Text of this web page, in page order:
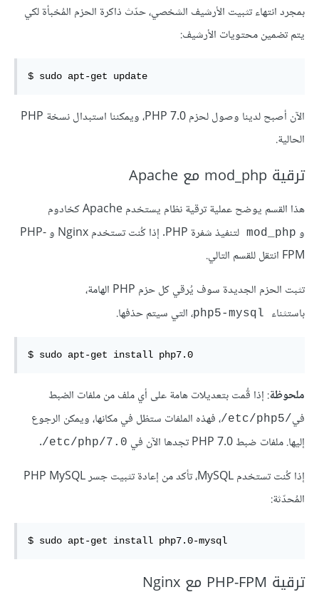
بمجرد انتهاء تثبيت الأرشيف الشخصي، حدّث ذاكرة الحزم المُخبأة لكي
يتم تضمين محتويات الأرشيف:
$ sudo apt-get update
الآن أصبح لدينا وصول لحزم PHP 7.0، ويمكننا استبدال نسخة PHP
الحالية.
ترقية mod_php مع Apache
هذا القسم يوضح عملية ترقية نظام يستخدم Apache كخادوم
و mod_php
لتنفيذ شفرة PHP. إذا كُنت تستخدم Nginx و PHP-
FPM انتقل للقسم التالي.
تثبت الحزم الجديدة سوف يُرقي كل حزم PHP الهامة،
باستثناء
، التي سيتم حذفها.
$ sudo apt-get install php7.0
ملحوظة: إذا قُمت بتعديلات هامة على أي ملف من ملفات الضبط
في/etc/php5/
، فهذه الملفات ستظل في مكانها، ويمكن الرجوع
إليها. ملفات ضبط PHP 7.0 تجدها الآن في
etc/php/7.0/
.
إذا كُنت تستخدم MySQL، تأكد من إعادة تثبيت جسر PHP MySQL
المُحدّثة:
$ sudo apt-get install php7.0-mysql
ترقية PHP-FPM مع Nginx